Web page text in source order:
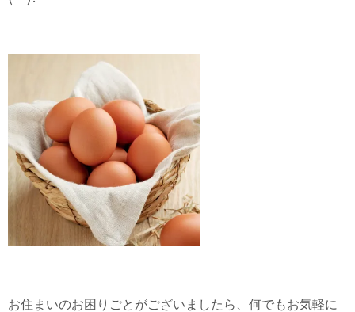
お住まいのお困りごとがございましたら、何でもお気軽に